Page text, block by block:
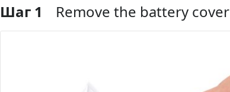
Шаг 1 Remove the battery cover